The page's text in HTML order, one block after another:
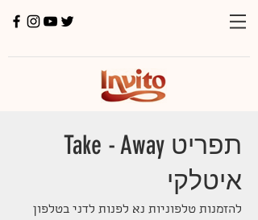
תפריט Take - Away
איטלקי
להזמנות טלפוניות נא לפנות לדני בטלפון